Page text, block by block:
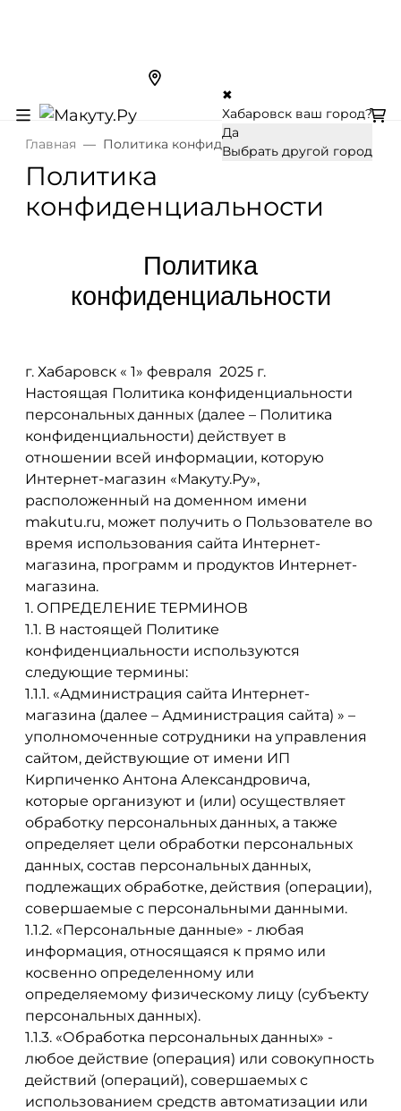
✖
Хабаровск ваш город?
Да
Выбрать другой город
Главная Политика конфиденциальности
Политика
конфиденциальности
Политика
конфиденциальности
г. Хабаровск « 1» февраля 2025 г.
Настоящая Политика конфиденциальности
персональных данных (далее – Политика
конфиденциальности) действует в
отношении всей информации, которую
Интернет-магазин «Макуту.Ру»,
расположенный на доменном имени
makutu.ru, может получить о Пользователе во
время использования сайта Интернет-
магазина, программ и продуктов Интернет-
магазина.
1. ОПРЕДЕЛЕНИЕ ТЕРМИНОВ
1.1. В настоящей Политике
конфиденциальности используются
следующие термины:
1.1.1. «Администрация сайта Интернет-
магазина (далее – Администрация сайта) » –
уполномоченные сотрудники на управления
сайтом, действующие от имени ИП
Кирпиченко Антона Александровича,
которые организуют и (или) осуществляет
обработку персональных данных, а также
определяет цели обработки персональных
данных, состав персональных данных,
подлежащих обработке, действия (операции),
совершаемые с персональными данными.
1.1.2. «Персональные данные» - любая
информация, относящаяся к прямо или
косвенно определенному или
определяемому физическому лицу (субъекту
персональных данных).
1.1.3. «Обработка персональных данных» -
любое действие (операция) или совокупность
действий (операций), совершаемых с
использованием средств автоматизации или